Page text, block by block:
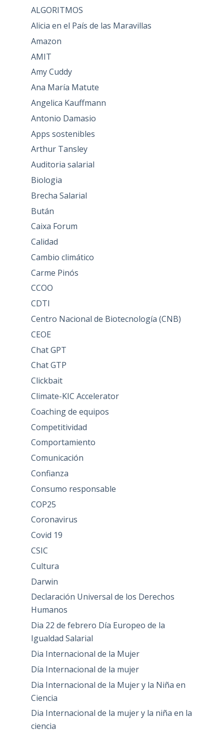
ALGORITMOS
Alicia en el País de las Maravillas
Amazon
AMIT
Amy Cuddy
Ana María Matute
Angelica Kauffmann
Antonio Damasio
Apps sostenibles
Arthur Tansley
Auditoria salarial
Biologia
Brecha Salarial
Bután
Caixa Forum
Calidad
Cambio climático
Carme Pinós
CCOO
CDTI
Centro Nacional de Biotecnología (CNB)
CEOE
Chat GPT
Chat GTP
Clickbait
Climate-KIC Accelerator
Coaching de equipos
Competitividad
Comportamiento
Comunicación
Confianza
Consumo responsable
COP25
Coronavirus
Covid 19
CSIC
Cultura
Darwin
Declaración Universal de los Derechos
Humanos
Dia 22 de febrero Día Europeo de la
Igualdad Salarial
Dia Internacional de la Mujer
Día Internacional de la mujer
Dia Internacional de la Mujer y la Niña en
Ciencia
Dia Internacional de la mujer y la niña en la
ciencia